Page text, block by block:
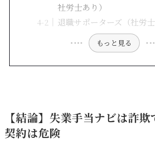
社労士あり）
退職サポーターズ（社労士
もっと見る
【結論】失業手当ナビは詐
契約は危険